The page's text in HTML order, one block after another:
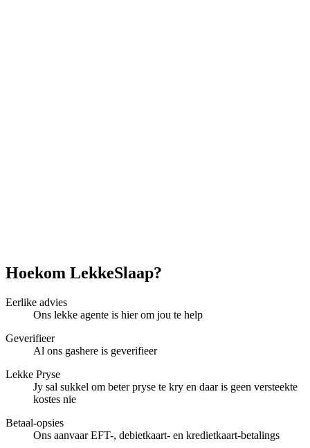
Hoekom LekkeSlaap?
Eerlike advies
Ons lekke agente is hier om jou te help
Geverifieer
Al ons gashere is geverifieer
Lekke Pryse
Jy sal sukkel om beter pryse te kry en daar is geen versteekte
kostes nie
Betaal-opsies
Ons aanvaar EFT-, debietkaart- en kredietkaart-betalings